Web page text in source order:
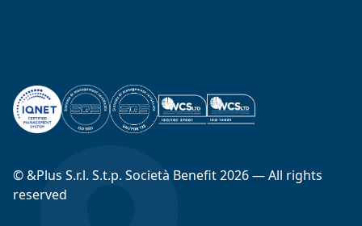
© &Plus S.r.l. S.t.p. Società Benefit 2026 — All rights
reserved